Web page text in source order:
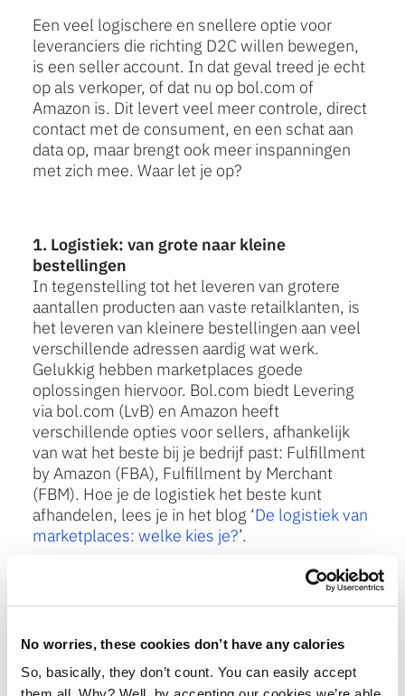
No worries, these cookies don’t have any calories
So, basically, they don’t count. You can easily accept
Een veel logischere en snellere optie voor
leveranciers die richting D2C willen bewegen,
is een seller account. In dat geval treed je echt
op als verkoper, of dat nu op bol.com of
Amazon is. Dit levert veel meer controle, direct
contact met de consument, en een schat aan
data op, maar brengt ook meer inspanningen
met zich mee. Waar let je op?
1. Logistiek: van grote naar kleine
bestellingen
In tegenstelling tot het leveren van grotere
aantallen producten aan vaste retailklanten, is
het leveren van kleinere bestellingen aan veel
verschillende adressen aardig wat werk.
Gelukkig hebben marketplaces goede
oplossingen hiervoor. Bol.com biedt Levering
via bol.com (LvB) en Amazon heeft
verschillende opties voor sellers, afhankelijk
van wat het beste bij je bedrijf past: Fulfillment
by Amazon (FBA), Fulfillment by Merchant
(FBM). Hoe je de logistiek het beste kunt
afhandelen, lees je in het blog ‘De logistiek van
marketplaces: welke kies je?’.
2. Klantenservice: de klant is koning
klantenservice. Als seller ben je namelijk
verantwoordelijk voor de retouren, het